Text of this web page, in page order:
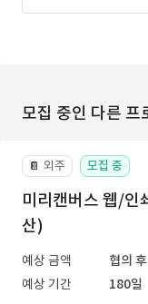
모집 중인 다른 프
📔 외주 모집 중
미리캔버스 웹/인
산)
예상 금액
협의
예상 기간
180일